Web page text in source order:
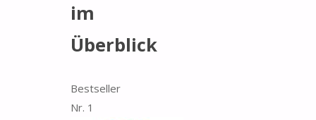
im
Überblick
Bestseller
Nr. 1